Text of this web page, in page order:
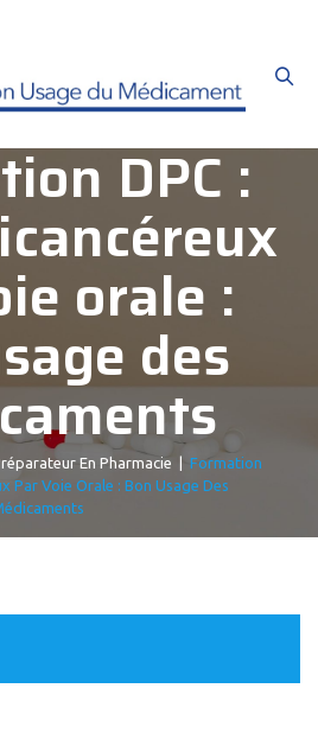
DPC :
orale :
des
En Pharmacie
Formation
Par Voie Orale : Bon Usage Des